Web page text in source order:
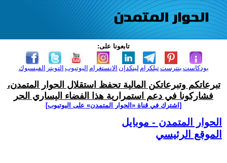
تابعونا على:
الفيسبوك التويتر اليوتيوب الانستغرام لينكدإن تيلكرامبنترست بودكاست
تبرعاتكم وتبرعاتكن المالية تحفظ استقلال الحوار المتمدن،
فشاركونا في دعم استمرارية هذا الفضاء اليساري الحر
[اشترك في قناة ‫«الحوار المتمدن» على اليوتيوب]
الحوار المتمدن - موبايل
الموقع الرئيسي